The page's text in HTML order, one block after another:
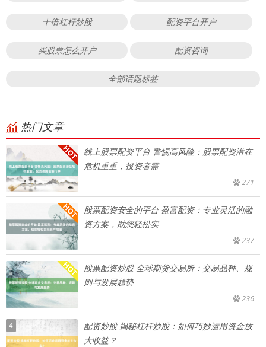
十倍杠杆炒股 配资平台开户
买股票怎么开户 配资咨询
全部话题标签
热门文章
线上股票配资平台 警惕高风险：股票配资潜在
危机重重，投资者需
271
股票配资安全的平台 盈富配资：专业灵活的融
资方案，助您轻松实
237
股票配资炒股 全球期货交易所：交易品种、规
则与发展趋势
236
4
配资炒股 揭秘杠杆炒股：如何巧妙运用资金放
大收益？